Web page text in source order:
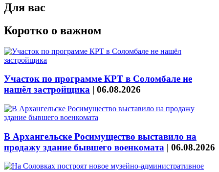
Для вас
Коротко о важном
Участок по программе КРТ в Соломбале не
нашёл застройщика | 06.08.2026
В Архангельске Росимущество выставило на
продажу здание бывшего военкомата | 06.08.2026